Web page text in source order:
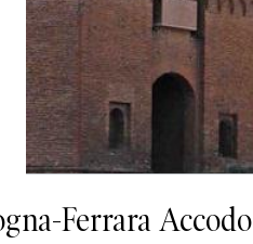
Ferrara